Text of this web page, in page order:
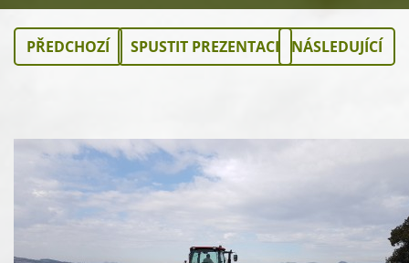
PŘEDCHOZÍ SPUSTIT PREZENTACI NÁSLEDUJÍCÍ